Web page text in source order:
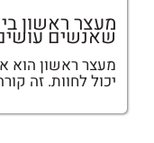
מעצר ראשון
שאנשים
מעצר ראשון הוא
יכול לחוות. זה